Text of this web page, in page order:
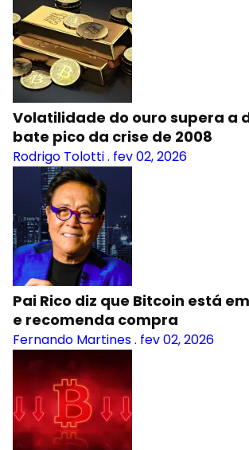
Volatilidade do ouro supera a
bate pico da crise de 2008
Rodrigo Tolotti. fev 02, 2026
Pai Rico diz que Bitcoin está
e recomenda compra
Fernando Martines. fev 02, 2026